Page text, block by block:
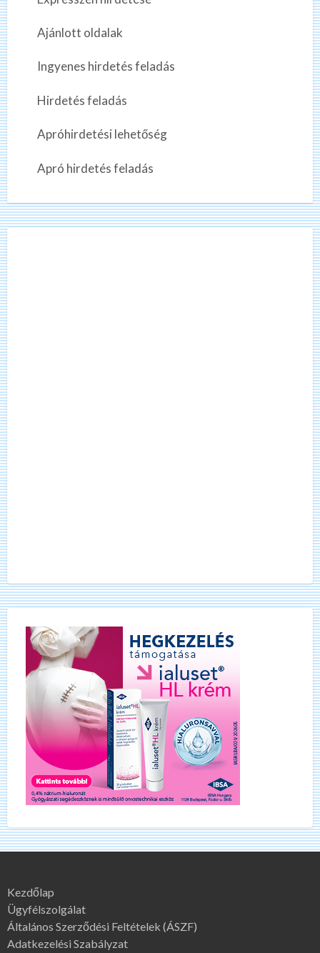
a
l
s
,
f
i
z
e
t
ő
u
n
k
a
Ajánlott oldalak
Ingyenes hirdetés feladás
Hirdetés feladás
Apróhirdetési lehetőség
Apró hirdetés feladás
Kezdőlap
Ügyfélszolgálat
Általános Szerződési Feltételek (ÁSZF)
Adatkezelési Szabályzat